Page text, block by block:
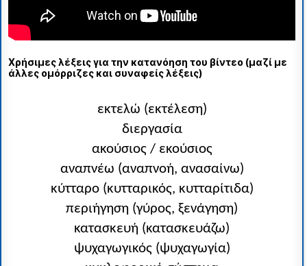
Χρήσιμες λέξεις για την κατανόηση του βίντεο (μαζί με
άλλες ομόρριζες και συναφείς λέξεις)
εκτελώ (εκτέλεση)
διεργασία
ακούσιος / εκούσιος
αναπνέω (αναπνοή, ανασαίνω)
κύτταρο (κυτταρικός, κυτταρίτιδα)
περιήγηση (γύρος, ξενάγηση)
κατασκευή (κατασκευάζω)
ψυχαγωγικός (ψυχαγωγία)